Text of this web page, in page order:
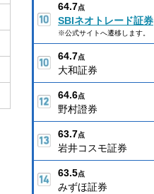
64.7点
SBIネオトレード証券
※公式サイトへ遷移します。
64.7点
大和証券
64.6点
野村證券
63.7点
岩井コスモ証券
63.5点
みずほ証券